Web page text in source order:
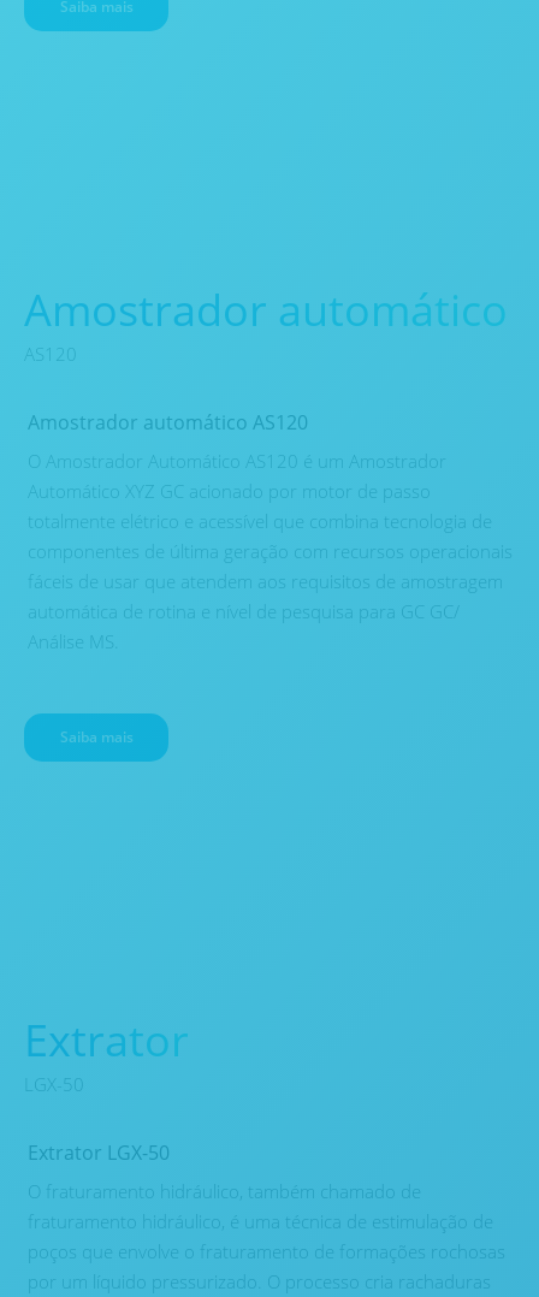
Saiba mais
Amostrador automático
AS120
Amostrador automático AS120
O Amostrador Automático AS120 é um Amostrador
Automático XYZ GC acionado por motor de passo
totalmente elétrico e acessível que combina tecnologia de
componentes de última geração com recursos operacionais
fáceis de usar que atendem aos requisitos de amostragem
automática de rotina e nível de pesquisa para GC GC/
Análise MS.
Saiba mais
Extrator
LGX-50
Extrator LGX-50
O fraturamento hidráulico, também chamado de
fraturamento hidráulico, é uma técnica de estimulação de
poços que envolve o fraturamento de formações rochosas
por um líquido pressurizado. O processo cria rachaduras